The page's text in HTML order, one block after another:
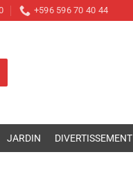
+596 596 70 40 44
JARDIN DIVERTISSEMENT